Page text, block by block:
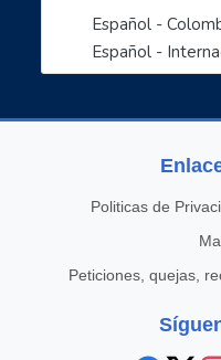
- Descubre como
- Ciberperiodismo
- Las TIC aliadas
- Design Thinking y
- Campo
- Misión 1 - Huella
- Estrategias de
- Prevención de
Español -
Español -
Politicas de
Peticiones, quejas,